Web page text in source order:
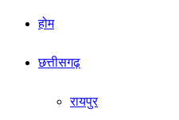
होम
छत्तीसगढ़
रायपुर